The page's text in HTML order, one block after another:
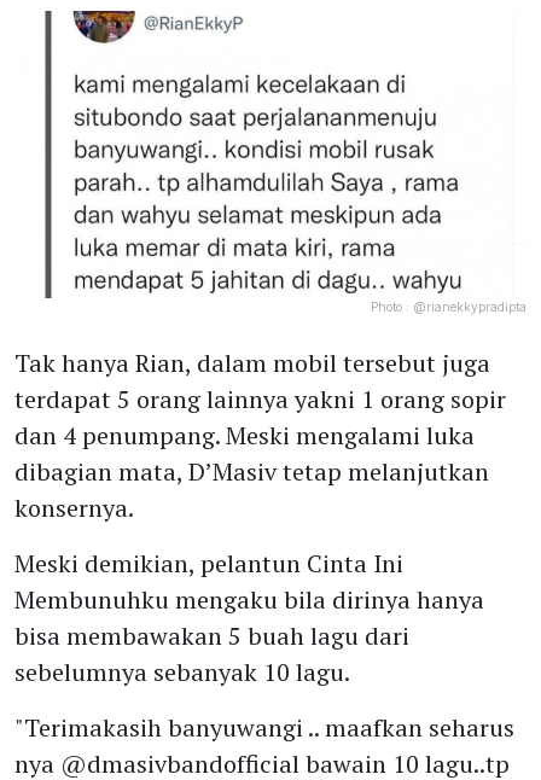
Photo : @rianekkypradipta
Tak hanya Rian, dalam mobil tersebut juga
terdapat 5 orang lainnya yakni 1 orang sopir
dan 4 penumpang. Meski mengalami luka
dibagian mata, D’Masiv tetap melanjutkan
konsernya.
Meski demikian, pelantun Cinta Ini
Membunuhku mengaku bila dirinya hanya
bisa membawakan 5 buah lagu dari
sebelumnya sebanyak 10 lagu.
"Terimakasih banyuwangi .. maafkan seharus
nya @dmasivbandofficial bawain 10 lagu..tp